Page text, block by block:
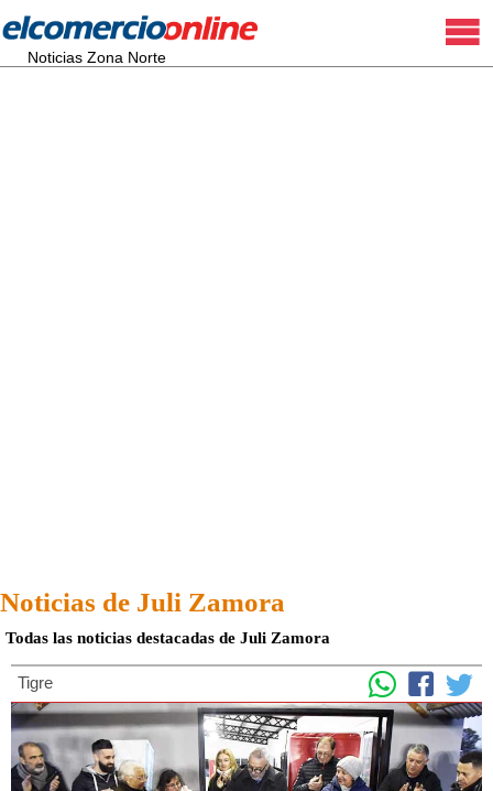
Noticias Zona Norte
Noticias de Juli Zamora
Todas las noticias destacadas de Juli Zamora
Tigre